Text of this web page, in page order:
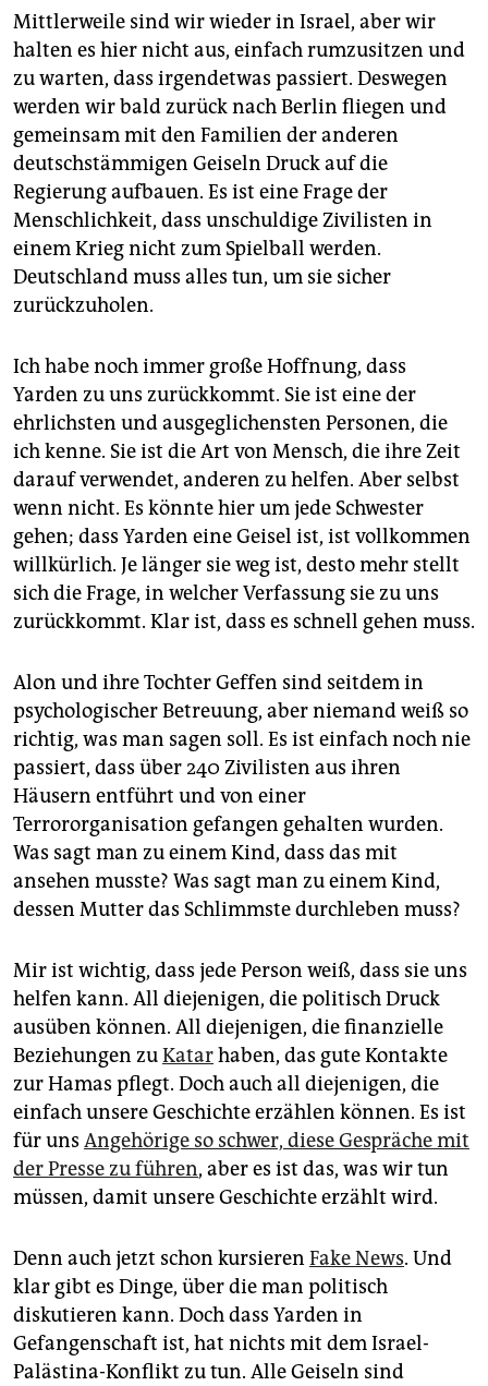
Kontakt.(ko)
Mittlerweile sind wir wieder in Israel, aber wir
halten es hier nicht aus, einfach rumzusitzen und
zu warten, dass irgendetwas passiert. Deswegen
werden wir bald zurück nach Berlin fliegen und
gemeinsam mit den Familien der anderen
deutschstämmigen Geiseln Druck auf die
Regierung aufbauen. Es ist eine Frage der
Menschlichkeit, dass unschuldige Zivilisten in
einem Krieg nicht zum Spielball werden.
Deutschland muss alles tun, um sie sicher
zurückzuholen.
Ich habe noch immer große Hoffnung, dass
Yarden zu uns zurückkommt. Sie ist eine der
ehrlichsten und ausgeglichensten Personen, die
ich kenne. Sie ist die Art von Mensch, die ihre Zeit
darauf verwendet, anderen zu helfen. Aber selbst
wenn nicht. Es könnte hier um jede Schwester
gehen; dass Yarden eine Geisel ist, ist vollkommen
willkürlich. Je länger sie weg ist, desto mehr stellt
sich die Frage, in welcher Verfassung sie zu uns
zurückkommt. Klar ist, dass es schnell gehen muss.
Alon und ihre Tochter Geffen sind seitdem in
psychologischer Betreuung, aber niemand weiß so
richtig, was man sagen soll. Es ist einfach noch nie
passiert, dass über 240 Zivilisten aus ihren
Häusern ­entführt und von einer
Terrororganisation gefangen gehalten wurden.
Was sagt man zu einem Kind, dass das mit
ansehen musste? Was sagt man zu einem Kind,
dessen Mutter das Schlimmste durchleben muss?
Mir ist wichtig, dass jede Person weiß, dass sie uns
helfen kann. All diejenigen, die politisch Druck
ausüben können. All diejenigen, die finanzielle
Beziehungen zuKatarhaben, das gute Kontakte
zur Hamas pflegt. Doch auch all diejenigen, die
einfach unsere Geschichte erzählen können. Es ist
für uns Angehörige so schwer, diese Gespräche mit
der Presse zu führen, aber es ist das, was wir tun
müssen, damit unsere Geschichte erzählt wird.
Denn auch jetzt schon kursieren Fake News. Und
klar gibt es Dinge, über die man politisch
diskutieren kann. Doch dass Yarden in
Gefangenschaft ist, hat nichts mit dem Israel-
Palästina-Konflikt zu tun. Alle Geiseln sind